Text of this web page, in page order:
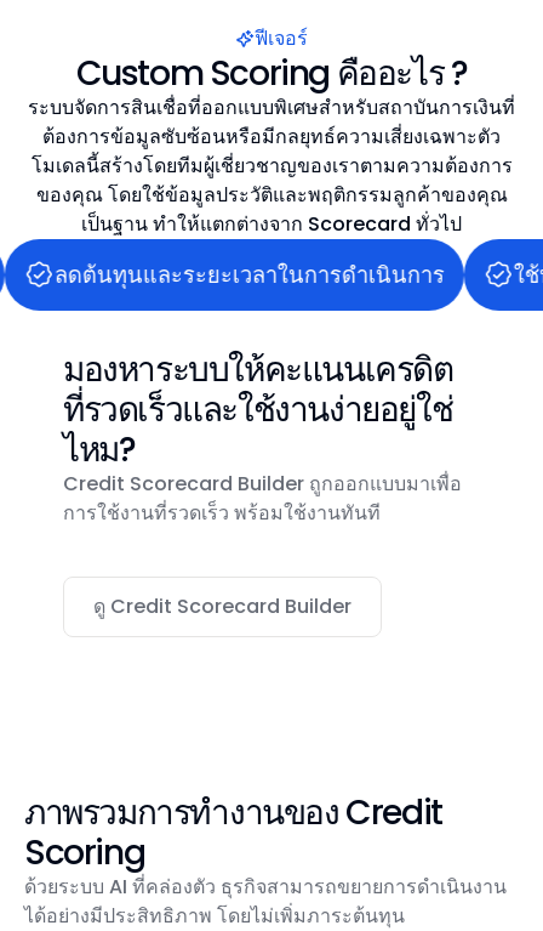
ฟีเจอร์
Custom Scoring คืออะไร ?
ระบบจัดการสินเชื่อที่ออกแบบพิเศษสำหรับสถาบันการเงินที่
ต้องการข้อมูลซับซ้อนหรือมีกลยุทธ์ความเสี่ยงเฉพาะตัว
โมเดลนี้สร้างโดยทีมผู้เชี่ยวชาญของเราตามความต้องการ
ของคุณ โดยใช้ข้อมูลประวัติและพฤติกรรมลูกค้าของคุณ
เป็นฐาน ทำให้แตกต่างจาก Scorecard ทั่วไป
ลดต้นทุนและระยะเวลาในการดำเนินการ ใ
มองหาระบบให้คะแนนเครดิต
ที่รวดเร็วและใช้งานง่ายอยู่ใช่
ไหม?
Credit Scorecard Builder ถูกออกแบบมาเพื่อ
การใช้งานที่รวดเร็ว พร้อมใช้งานทันที
ดู Credit Scorecard Builder
ภาพรวมการทำงานของ Credit
Scoring
ด้วยระบบ AI ที่คล่องตัว ธุรกิจสามารถขยายการดำเนินงาน
ได้อย่างมีประสิทธิภาพ โดยไม่เพิ่มภาระต้นทุน